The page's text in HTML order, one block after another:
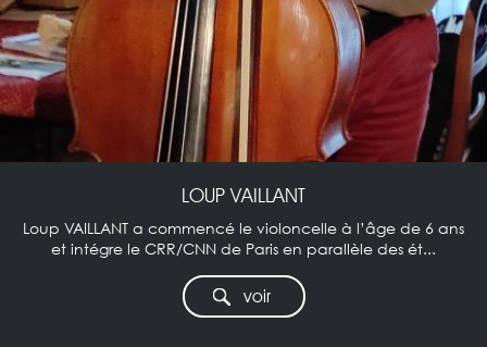
LOUP VAILLANT
Loup VAILLANT a commencé le violoncelle à l’âge de 6 ans
et intégre le CRR/CNN de Paris en parallèle des ét...
voir